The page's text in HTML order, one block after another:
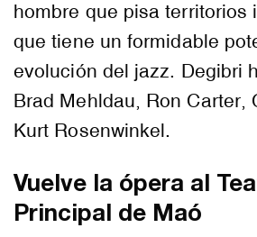
hombre que pisa territorios
que tiene un formidable
evolución del jazz. Degibri
Brad Mehldau, Ron Carter,
Kurt Rosenwinkel.
Vuelve la ópera al
Principal de Maó